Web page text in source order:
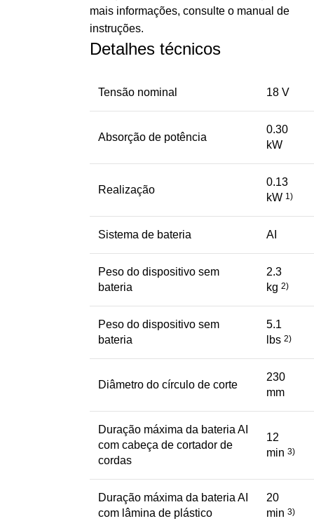
mais informações, consulte o manual de
instruções.
Detalhes técnicos
Tensão nominal 18 V
Absorção de potência
0.30
kW
Realização
0.13
kW 1)
Sistema de bateria AI
Peso do dispositivo sem
bateria
2.3
kg 2)
Peso do dispositivo sem
bateria
5.1
lbs 2)
Diâmetro do círculo de corte
230
mm
Duração máxima da bateria AI
com cabeça de cortador de
cordas
12
min 3)
Duração máxima da bateria AI
com lâmina de plástico
20
min 3)